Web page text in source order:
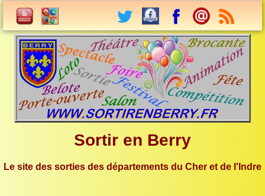
Sortir en Berry
Le site des sorties des départements du Cher et de l'Indre